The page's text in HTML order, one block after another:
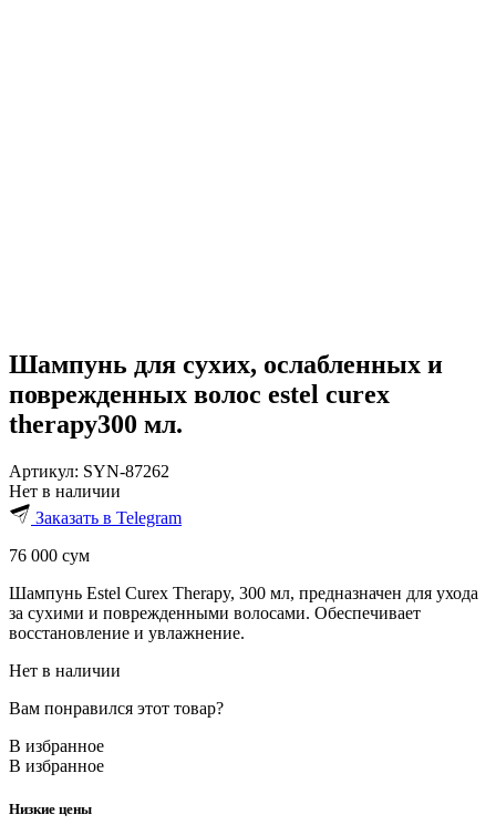
Шампунь для сухих, ослабленных и
поврежденных волос estel curex
therapy300 мл.
Артикул: SYN-87262
Нет в наличии
Заказать в Telegram
76 000 сум
Шампунь Estel Curex Therapy, 300 мл, предназначен для ухода
за сухими и поврежденными волосами. Обеспечивает
восстановление и увлажнение.
Нет в наличии
Вам понравился этот товар?
В избранное
В избранное
Низкие цены